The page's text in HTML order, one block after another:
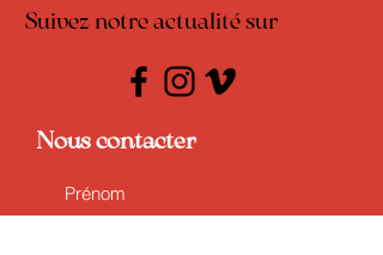
Suivez notre actualité sur
Nous contacter